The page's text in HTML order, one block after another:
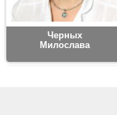
Черных
Милослава